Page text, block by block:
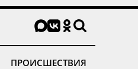
ПРОИСШЕСТВИЯ